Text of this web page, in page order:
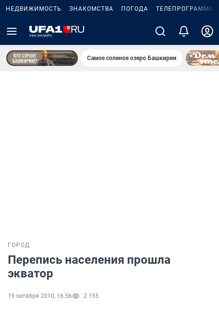
НЕДВИЖИМОСТЬ ЗНАКОМСТВА ПОГОДА ТЕЛЕПРОГРАММА
Самое соленое озеро Башкирии
ГОРОД
Перепись населения прошла
экватор
19 октября 2010, 16:56 2 155